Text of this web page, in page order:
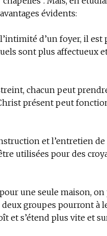
évidents:
d’un foyer, il est
sont plus affectueux
chacun peut
présent peut
et l’entretien
utilisées pour des
une seule maison, on
groupes pourront à
et s’étend plus vite et